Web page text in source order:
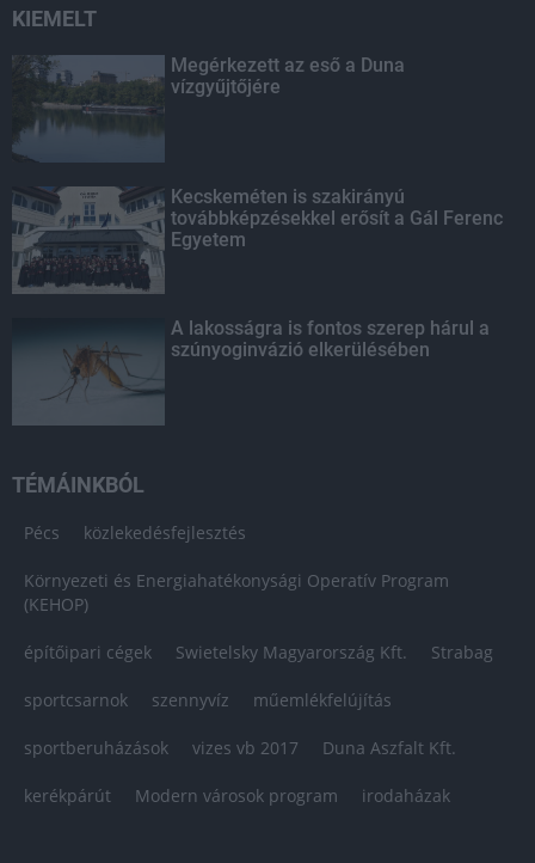
KIEMELT
Megérkezett az eső a Duna
vízgyűjtőjére
Kecskeméten is szakirányú
továbbképzésekkel erősít a Gál Ferenc
Egyetem
A lakosságra is fontos szerep hárul a
szúnyoginvázió elkerülésében
TÉMÁINKBÓL
Pécs közlekedésfejlesztés
Környezeti és Energiahatékonysági Operatív Program
(KEHOP)
építőipari cégek Swietelsky Magyarország Kft. Strabag
sportcsarnok szennyvíz műemlékfelújítás
sportberuházások vizes vb 2017 Duna Aszfalt Kft.
kerékpárút Modern városok program irodaházak